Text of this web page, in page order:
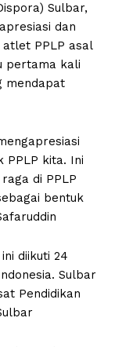
Sulbar,
dan
PPLP asal
pertama kali
mendapat
PPLP kita. Ini
di PPLP
bentuk
diikuti 24
Sulbar
Pendidikan